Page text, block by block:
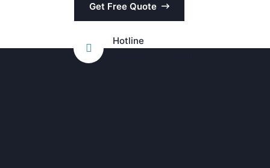
Get Free Quote
Hotline